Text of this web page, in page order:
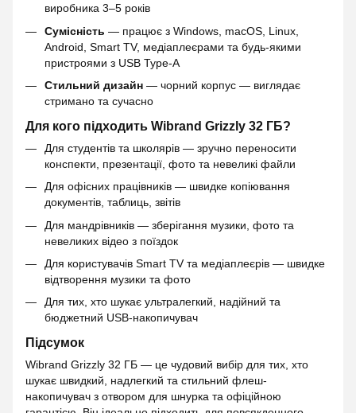
виробника 3–5 років
Сумісність — працює з Windows, macOS, Linux,
Android, Smart TV, медіаплеєрами та будь-якими
пристроями з USB Type-A
Стильний дизайн — чорний корпус — виглядає
стримано та сучасно
Для кого підходить Wibrand Grizzly 32 ГБ?
Для студентів та школярів — зручно переносити
конспекти, презентації, фото та невеликі файли
Для офісних працівників — швидке копіювання
документів, таблиць, звітів
Для мандрівників — зберігання музики, фото та
невеликих відео з поїздок
Для користувачів Smart TV та медіаплеєрів — швидке
відтворення музики та фото
Для тих, хто шукає ультралегкий, надійний та
бюджетний USB-накопичувач
Підсумок
Wibrand Grizzly 32 ГБ — це чудовий вибір для тих, хто
шукає швидкий, надлегкий та стильний флеш-
накопичувач з отвором для шнурка та офіційною